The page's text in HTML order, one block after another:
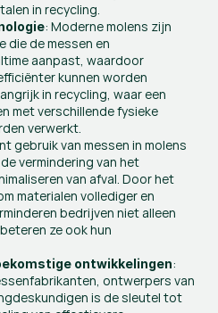
in recycling.
: Moderne molens zijn
de messen en
aanpast, waardoor
kunnen worden
in recycling, waar een
met verschillende fysieke
verwerkt.
gebruik van messen in molens
vermindering van het
van afval. Door het
materialen vollediger en
bedrijven niet alleen
ze ook hun
ontwikkelingen:
ontwerpers van
is de sleutel tot